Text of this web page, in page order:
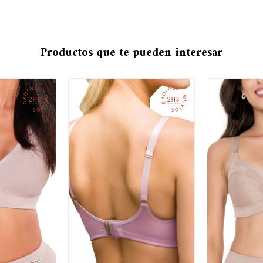
Productos que te pueden interesar